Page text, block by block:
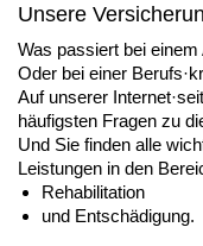
Unsere
Was passiert bei einem
Oder bei einer
Auf unserer
häufigsten Fragen zu
Und Sie finden alle
Leistungen in den
Rehabilitation
und Entschädigung.